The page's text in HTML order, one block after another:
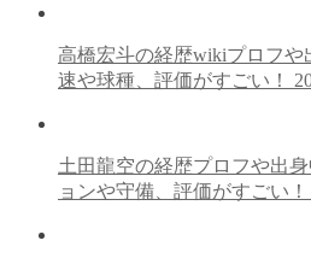
高橋宏斗の経歴wikiプロフ
速や球種、評価がすごい！
土田龍空の経歴プロフや出
ョンや守備、評価がすごい！